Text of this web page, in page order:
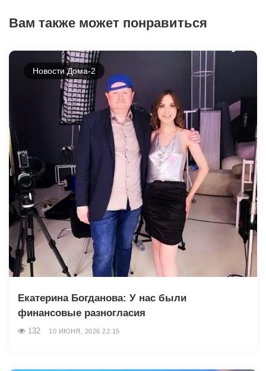
Вам также может понравиться
Новости Дома-2
Екатерина Богданова: У нас были
финансовые разногласия
132 10 ИЮНЯ, 2026 22:15